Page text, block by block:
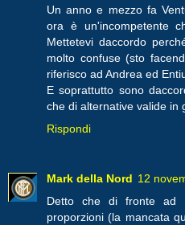
Un anno e mezzo fa
ora è un'incompetente
Mettetevi daccordo
molto confuse (sto
riferisco ad Andrea ed
E soprattutto sono
che di alternative valide in
Rispondi
Mark della Nord 12
Detto che di fronte ad
proporzioni (la mancata